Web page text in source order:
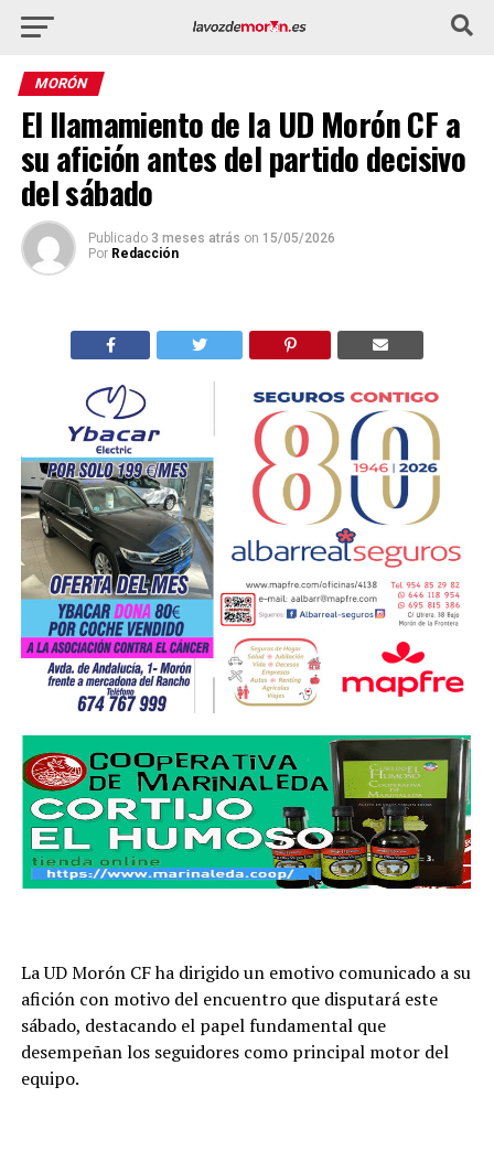
MORÓN
El llamamiento de la UD Morón CF a
su afición antes del partido decisivo
del sábado
Publicado 3 meses atrás on 15/05/2026
Por Redacción
La UD Morón CF ha dirigido un emotivo comunicado a su
afición con motivo del encuentro que disputará este
sábado, destacando el papel fundamental que
desempeñan los seguidores como principal motor del
equipo.